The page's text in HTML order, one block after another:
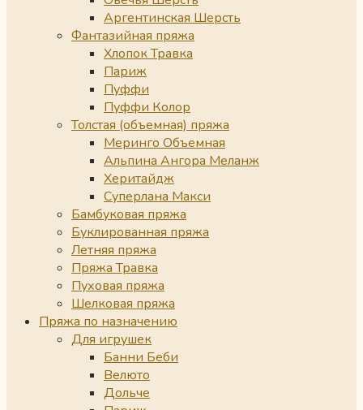
Аргентинская Шерсть
Фантазийная пряжа
Хлопок Травка
Париж
Пуффи
Пуффи Колор
Толстая (объемная) пряжа
Меринго Объемная
Альпина Ангора Меланж
Херитайдж
Суперлана Макси
Бамбуковая пряжа
Буклированная пряжа
Летняя пряжа
Пряжа Травка
Пуховая пряжа
Шелковая пряжа
Пряжа по назначению
Для игрушек
Банни Беби
Велюто
Дольче